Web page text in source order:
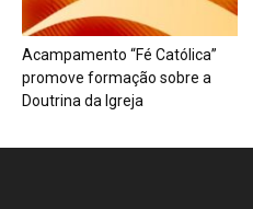
Acampamento “Fé Católica”
promove formação sobre a
Doutrina da Igreja